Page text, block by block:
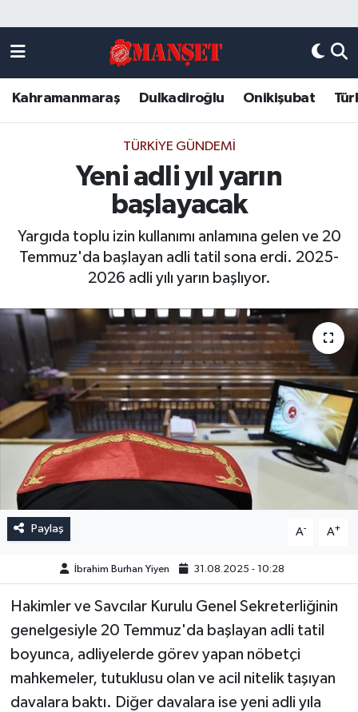
Kahramanmaraş Dulkadiroğlu Onikişubat
TÜRKIYE GÜNDEMI
Yeni adli yıl yarın
başlayacak
Yargıda toplu izin kullanımı anlamına gelen ve 20
Temmuz'da başlayan adli tatil sona erdi. 2025-
2026 adli yılı yarın başlıyor.
Paylaş A- A+
İbrahim Burhan Yiyen 31.08.2025 - 10:28
Hakimler ve Savcılar Kurulu Genel Sekreterliğinin
genelgesiyle 20 Temmuz'da başlayan adli tatil
boyunca, adliyelerde görev yapan nöbetçi
mahkemeler, tutuklusu olan ve acil nitelik taşıyan
davalara baktı. Diğer davalara ise yeni adli yıla
DULKADİROĞLU
KAHRAMANMARAŞ
ONİKİŞUBAT
Künye
Kahramanmaraş Nöbetçi Eczaneler
Kahramanmaraş Hava Durumu
Kahramanmaraş Trafik Yoğunluk Haritası
Süper Lig Puan Durumu ve Fikstür
Son Dakika Haberleri